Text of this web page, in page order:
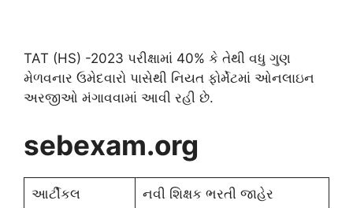
TAT (HS) -2023 પરીક્ષામાં 40% કે તેથી વધુ ગુણ
મેળવનાર ઉમેદવારો પાસેથી નિયત ફોર્મેટમાં ઓનલાઇન
અરજીઓ મંગાવવામાં આવી રહી છે.
sebexam.org
આર્ટીકલ નવી શિક્ષક ભરતી જાહેર